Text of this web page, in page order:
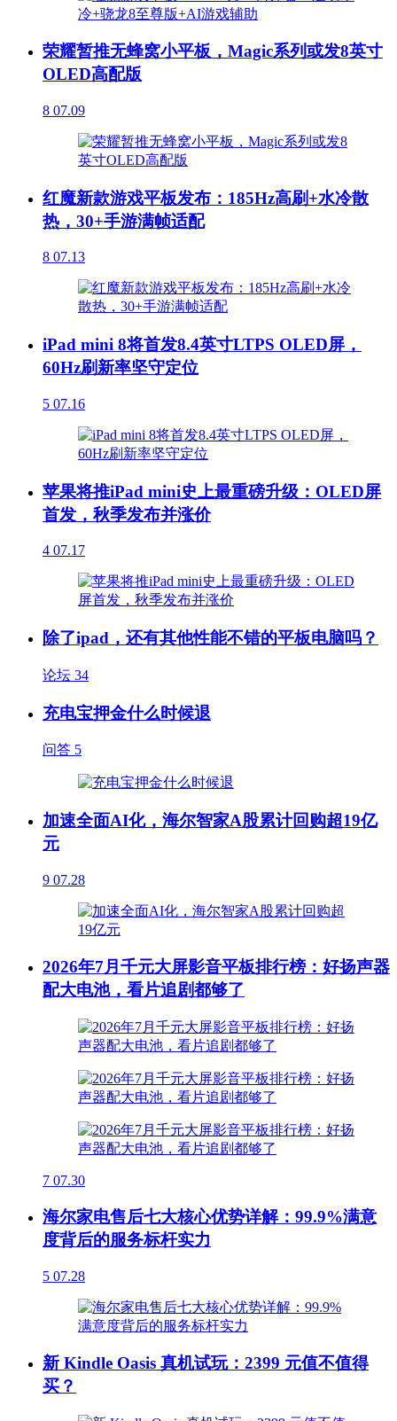
荣耀暂推无蜂窝小平板，Magic系列或发8英寸
OLED高配版
8 07.09
红魔新款游戏平板发布：185Hz高刷+水冷散
热，30+手游满帧适配
8 07.13
iPad mini 8将首发8.4英寸LTPS OLED屏，
60Hz刷新率坚守定位
5 07.16
苹果将推iPad mini史上最重磅升级：OLED屏
首发，秋季发布并涨价
4 07.17
除了ipad，还有其他性能不错的平板电脑吗？
论坛 34
充电宝押金什么时候退
问答 5
加速全面AI化，海尔智家A股累计回购超19亿
元
9 07.28
2026年7月千元大屏影音平板排行榜：好扬声器
配大电池，看片追剧都够了
7 07.30
海尔家电售后七大核心优势详解：99.9%满意
度背后的服务标杆实力
5 07.28
新 Kindle Oasis 真机试玩：2399 元值不值得
买？